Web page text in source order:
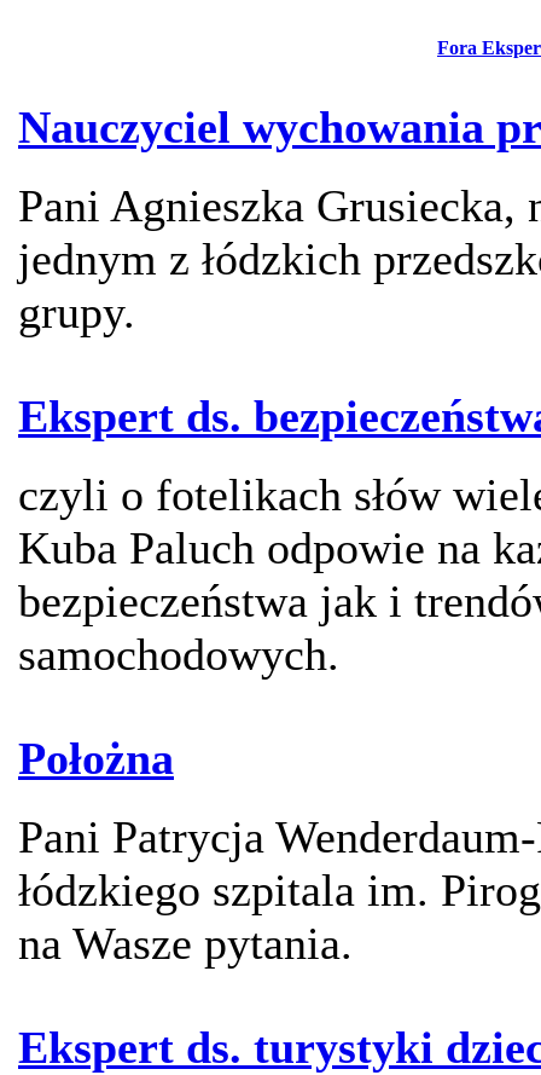
Fora
Nauczyciel wychowania
Pani Agnieszka Grusiecka,
jednym z łódzkich
grupy.
Ekspert ds.
czyli o fotelikach słów
Kuba Paluch odpowie na
bezpieczeństwa jak i
samochodowych.
Położna
Pani Patrycja
łódzkiego szpitala im.
na Wasze pytania.
Ekspert ds. turystyki